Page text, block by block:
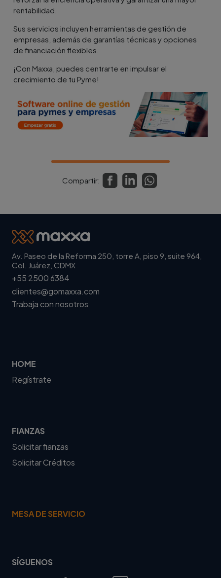
rentabilidad.
Sus servicios incluyen herramientas de gestión de
empresas, además de garantías técnicas y opciones
de financiación flexibles.
¡Con Maxxa, puedes centrarte en impulsar el
crecimiento de tu Pyme!
Compartir:
Av. Paseo de la Reforma 250, torre A, piso 9, suite 964,
Col. Juárez, CDMX
+55 2500 6384
clientes@gomaxxa.com
Trabaja con nosotros
HOME
Regístrate
FIANZAS
Solicitar fianzas
Solicitar Créditos
MESA DE SERVICIO
SÍGUENOS